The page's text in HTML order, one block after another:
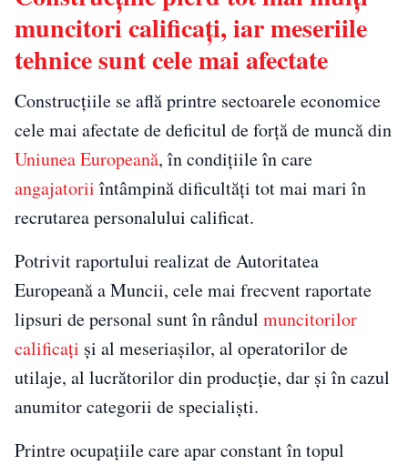
muncitori calificați, iar meseriile
tehnice sunt cele mai afectate
Construcțiile se află printre sectoarele economice
cele mai afectate de deficitul de forță de muncă din
Uniunea Europeană, în condițiile în care
angajatoriiîntâmpină dificultăți tot mai mari în
recrutarea personalului calificat.
Potrivit raportului realizat de Autoritatea
Europeană a Muncii, cele mai frecvent raportate
lipsuri de personal sunt în rândul muncitorilor
calificați și al meseriașilor, al operatorilor de
utilaje, al lucrătorilor din producție, dar și în cazul
anumitor categorii de specialiști.
Printre ocupațiile care apar constant în topul